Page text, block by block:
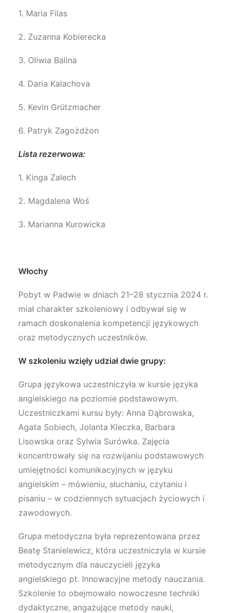
1. Maria Filas
2. Zuzanna Kobierecka
3. Oliwia Balina
4. Daria Kalachova
5. Kevin Grützmacher
6. Patryk Zagożdżon
Lista rezerwowa:
1. Kinga Zalech
2. Magdalena Woś
3. Marianna Kurowicka
Włochy
Pobyt w Padwie w dniach 21–28 stycznia 2024 r.
miał charakter szkoleniowy i odbywał się w
ramach doskonalenia kompetencji językowych
oraz metodycznych uczestników.
W szkoleniu wzięły udział dwie grupy:
Grupa językowa uczestniczyła w kursie języka
angielskiego na poziomie podstawowym.
Uczestniczkami kursu były: Anna Dąbrowska,
Agata Sobiech, Jolanta Kleczka, Barbara
Lisowska oraz Sylwia Surówka. Zajęcia
koncentrowały się na rozwijaniu podstawowych
umiejętności komunikacyjnych w języku
angielskim – mówieniu, słuchaniu, czytaniu i
pisaniu – w codziennych sytuacjach życiowych i
zawodowych.
Grupa metodyczna była reprezentowana przez
Beatę Stanielewicz, która uczestniczyła w kursie
metodycznym dla nauczycieli języka
angielskiego pt. Innowacyjne metody nauczania.
Szkolenie to obejmowało nowoczesne techniki
dydaktyczne, angażujące metody nauki,